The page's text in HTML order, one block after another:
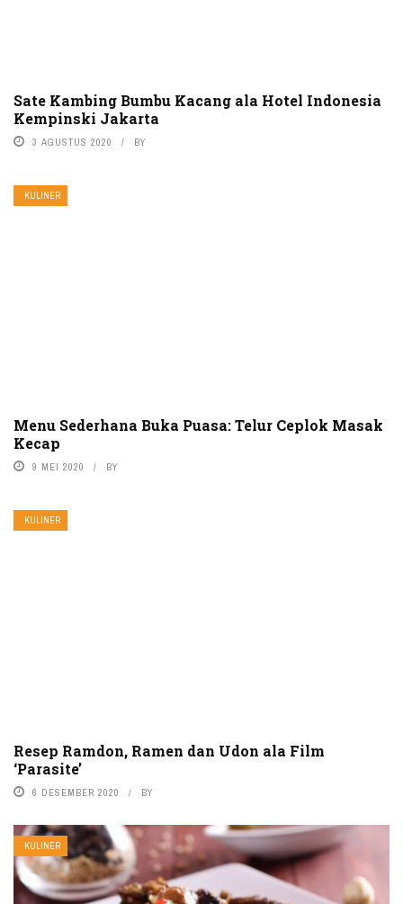
Sate Kambing Bumbu Kacang ala Hotel Indonesia
Kempinski Jakarta
3 AGUSTUS 2020 BY
KULINER
Menu Sederhana Buka Puasa: Telur Ceplok Masak
Kecap
9 MEI 2020 BY
KULINER
Resep Ramdon, Ramen dan Udon ala Film
‘Parasite’
6 DESEMBER 2020 BY
KULINER